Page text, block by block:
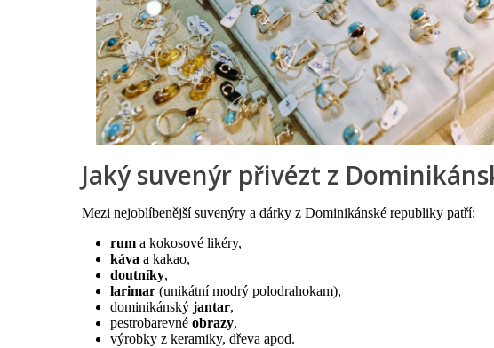
Jaký suvenýr přivézt z
Mezi nejoblíbenější suvenýry a dárky z Dominikánské republiky patří:
rum a kokosové likéry,
káva a kakao,
doutníky,
larimar (unikátní modrý polodrahokam),
dominikánský jantar,
pestrobarevné obrazy,
výrobky z keramiky, dřeva apod.